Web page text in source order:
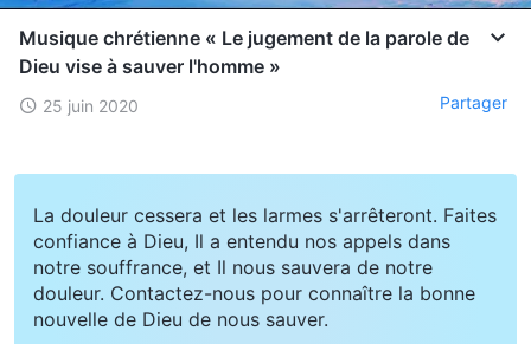
Musique chrétienne « Le jugement de la parole de
Dieu vise à sauver l'homme »
25 juin 2020 Partager
La douleur cessera et les larmes s'arrêteront. Faites
confiance à Dieu, Il a entendu nos appels dans
notre souffrance, et Il nous sauvera de notre
douleur. Contactez-nous pour connaître la bonne
nouvelle de Dieu de nous sauver.